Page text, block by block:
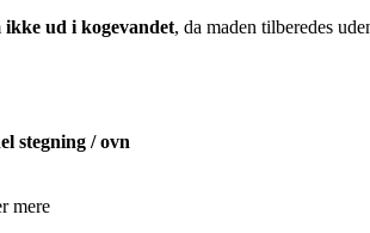
ikke ud i kogevandet, da maden tilberedes
stegning / ovn
mere